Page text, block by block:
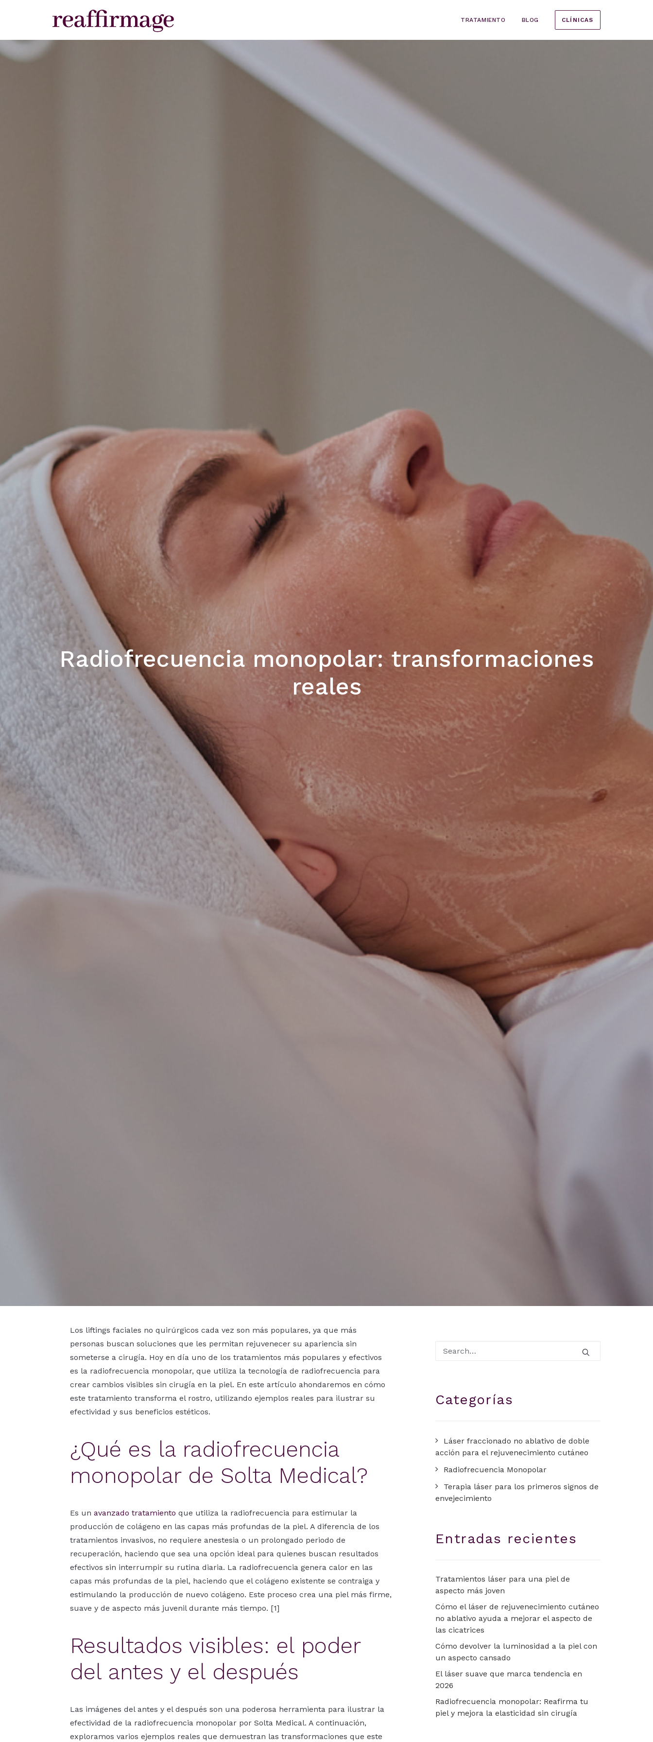
TRATAMIENTO BLOG CLÍNICAS
Radiofrecuencia monopolar: transformaciones
reales
Los liftings faciales no quirúrgicos cada vez son más populares, ya que más
personas buscan soluciones que les permitan rejuvenecer su apariencia sin
someterse a cirugía. Hoy en día uno de los tratamientos más populares y efectivos
es la radiofrecuencia monopolar, que utiliza la tecnología de radiofrecuencia para
crear cambios visibles sin cirugía en la piel. En este artículo ahondaremos en cómo
este tratamiento transforma el rostro, utilizando ejemplos reales para ilustrar su
efectividad y sus beneficios estéticos.
¿Qué es la radiofrecuencia
monopolar de Solta Medical?
Es un avanzado tratamiento que utiliza la radiofrecuencia para estimular la
producción de colágeno en las capas más profundas de la piel. A diferencia de los
tratamientos invasivos, no requiere anestesia o un prolongado periodo de
recuperación, haciendo que sea una opción ideal para quienes buscan resultados
efectivos sin interrumpir su rutina diaria. La radiofrecuencia genera calor en las
capas más profundas de la piel, haciendo que el colágeno existente se contraiga y
estimulando la producción de nuevo colágeno. Este proceso crea una piel más firme,
suave y de aspecto más juvenil durante más tiempo. [1]
Resultados visibles: el poder
del antes y el después
Las imágenes del antes y el después son una poderosa herramienta para ilustrar la
efectividad de la radiofrecuencia monopolar por Solta Medical. A continuación,
exploramos varios ejemplos reales que demuestran las transformaciones que este
Categorías
Láser fraccionado no ablativo de doble
acción para el rejuvenecimiento cutáneo
Radiofrecuencia Monopolar
Terapia láser para los primeros signos de
envejecimiento
Entradas recientes
Tratamientos láser para una piel de
aspecto más joven
Cómo el láser de rejuvenecimiento cutáneo
no ablativo ayuda a mejorar el aspecto de
las cicatrices
Cómo devolver la luminosidad a la piel con
un aspecto cansado
El láser suave que marca tendencia en
2026
Radiofrecuencia monopolar: Reafirma tu
piel y mejora la elasticidad sin cirugía